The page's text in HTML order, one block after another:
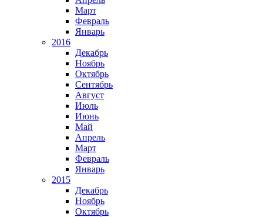
Март
Февраль
Январь
2016
Декабрь
Ноябрь
Октябрь
Сентябрь
Август
Июль
Июнь
Май
Апрель
Март
Февраль
Январь
2015
Декабрь
Ноябрь
Октябрь